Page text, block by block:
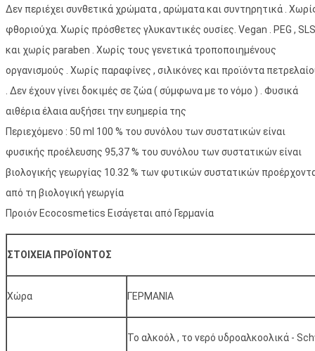
Δεν περιέχει συνθετικά χρώματα , αρώματα και συντηρητικά .
φθοριούχα. Χωρίς πρόσθετες γλυκαντικές ουσίες. Vegan . PEG , SLS
και χωρίς paraben . Χωρίς τους γενετικά τροποποιημένους
οργανισμούς . Χωρίς παραφίνες , σιλικόνες και προϊόντα
. Δεν έχουν γίνει δοκιμές σε ζώα ( σύμφωνα με το νόμο ) . Φυσικά
αιθέρια έλαια αυξήσει την ευημερία της
Περιεχόμενο : 50 ml 100 % του συνόλου των συστατικών είναι
φυσικής προέλευσης 95,37 % του συνόλου των συστατικών είναι
βιολογικής γεωργίας 10.32 % των φυτικών συστατικών
από τη βιολογική γεωργία
Προιόν Ecocosmetics Εισάγεται από Γερμανία
ΣΤΟΙΧΕΙΑ ΠΡΟΪΟΝΤΟΣ
Χώρα ΓΕΡΜΑΝΙΑ
Το αλκοόλ , το νερό υδροαλκοολικά -